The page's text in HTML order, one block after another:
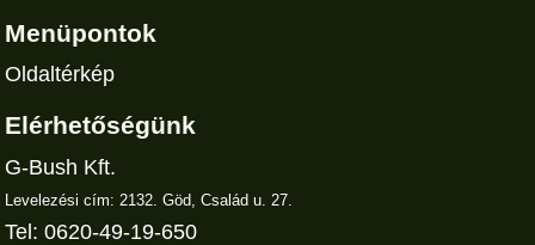
Menüpontok
Oldaltérkép
Elérhetőségünk
G-Bush Kft.
Levelezési cím: 2132. Göd, Család u. 27.
Tel: 0620-49-19-650